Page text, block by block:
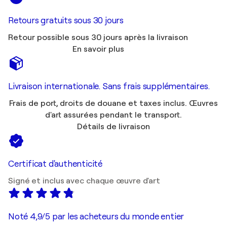
Retours gratuits sous 30 jours
Retour possible sous 30 jours après la livraison
En savoir plus
Livraison internationale. Sans frais supplémentaires.
Frais de port, droits de douane et taxes inclus. Œuvres
d'art assurées pendant le transport.
Détails de livraison
Certificat d'authenticité
Signé et inclus avec chaque œuvre d'art
Noté 4,9/5 par les acheteurs du monde entier